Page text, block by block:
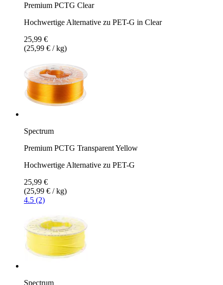
Premium PCTG Clear
Hochwertige Alternative zu PET-G in Clear
25,99 €
(25,99 € / kg)
Spectrum
Premium PCTG Transparent Yellow
Hochwertige Alternative zu PET-G
25,99 €
(25,99 € / kg)
4.5 (2)
Spectrum